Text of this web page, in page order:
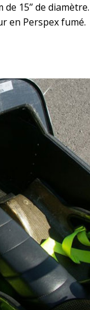
15’’ de
en Perspex fumé.